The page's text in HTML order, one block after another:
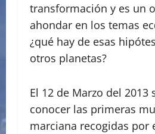
transformación y es un
ahondar en los temas
¿qué hay de esas
otros planetas?
El 12 de Marzo del 2013
conocer las primeras
marciana recogidas por